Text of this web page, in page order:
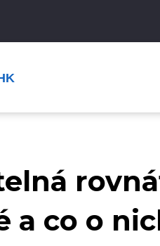
a co o